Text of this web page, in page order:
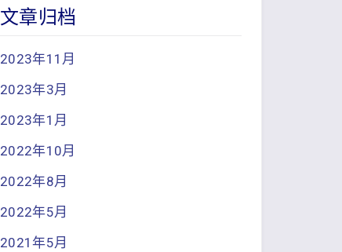
文章归档
2023年11月
2023年3月
2023年1月
2022年10月
2022年8月
2022年5月
2021年5月